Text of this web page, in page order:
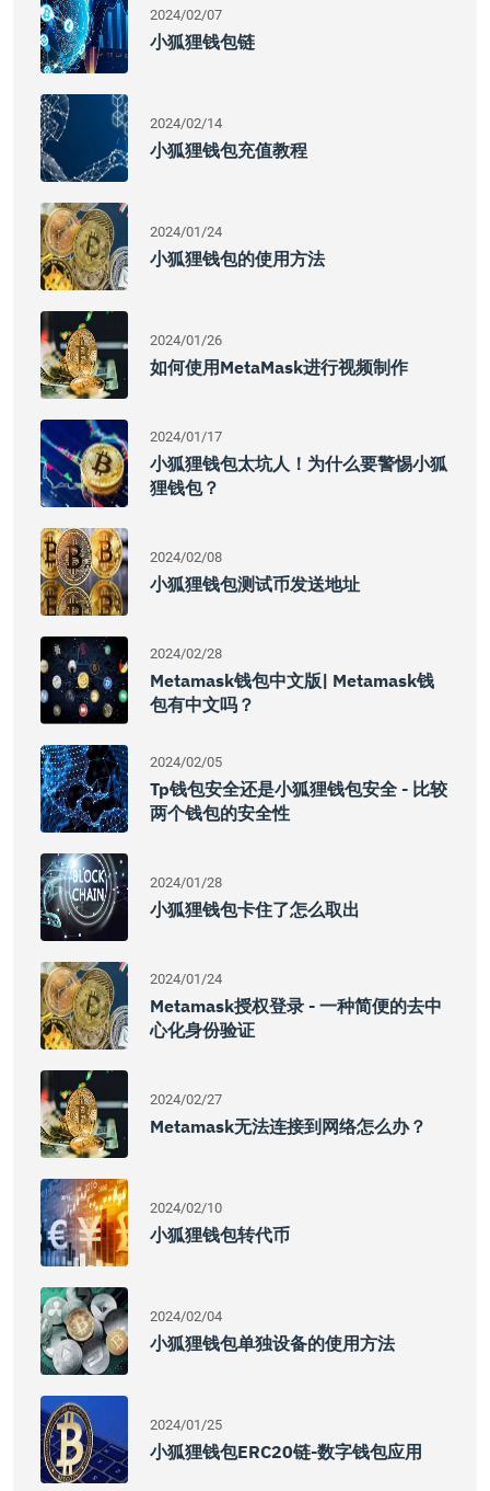
2024/02/07
小狐狸钱包链
2024/02/14
小狐狸钱包充值教程
2024/01/24
小狐狸钱包的使用方法
2024/01/26
如何使用MetaMask进行视频制作
2024/01/17
小狐狸钱包太坑人！为什么要警惕小狐
狸钱包？
2024/02/08
小狐狸钱包测试币发送地址
2024/02/28
Metamask钱包中文版| Metamask钱
包有中文吗？
2024/02/05
Tp钱包安全还是小狐狸钱包安全 - 比较
两个钱包的安全性
2024/01/28
小狐狸钱包卡住了怎么取出
2024/01/24
Metamask授权登录 - 一种简便的去中
心化身份验证
2024/02/27
Metamask无法连接到网络怎么办？
2024/02/10
小狐狸钱包转代币
2024/02/04
小狐狸钱包单独设备的使用方法
2024/01/25
小狐狸钱包ERC20链-数字钱包应用